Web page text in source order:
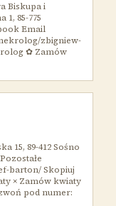
Biskupa i
85-775
Email
zbigniew-
✿ Zamów
15, 89-412 Sośno
barton/ Skopiuj
× Zamów kwiaty
pod numer: